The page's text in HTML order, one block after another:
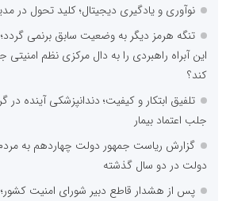
نوآوری و یادگیری دیجیتال؛ کلید تحول در
تنگه هرمز دیگر به وضعیت سابق برنمی
این آبراه راهبردی را به دال مرکزی نظم
کند؟
تلفیق ابتکار و کیفیت؛ دندانپزشکی آینده در
جلب اعتماد بیمار
گزارش ریاست جمهور دولت چهاردهم به
دولت در دو سال گذشته
پس از هشدار قاطع دبیر شورای امنیت